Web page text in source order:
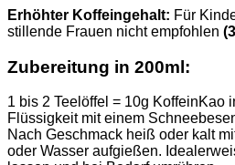
Erhöhter Koffein­gehalt: Für
stillende Frauen nicht empfohlen
Zubereitung in 200ml:
1 bis 2 Teelöffel = 10g KoffeinKao
Flüssigkeit mit einem
Nach Geschmack heiß oder kalt
oder Wasser aufgießen.